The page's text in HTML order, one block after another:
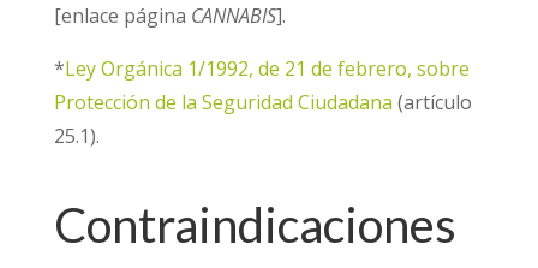
[enlace página CANNABIS].
*Ley Orgánica 1/1992, de 21 de febrero, sobre
Protección de la Seguridad Ciudadana (artículo
25.1).
Contraindicaciones